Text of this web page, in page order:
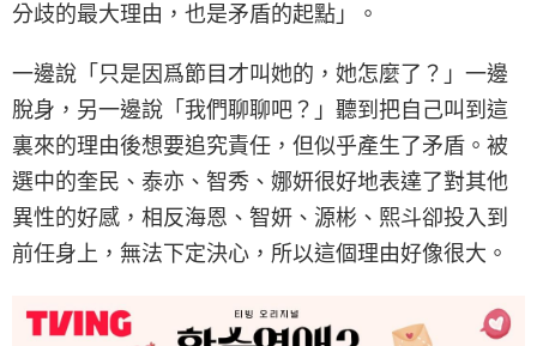
分歧的最大理由，也是矛盾的起點」。
一邊說「只是因爲節目才叫她的，她怎麼了？」一邊
脫身，另一邊說「我們聊聊吧？」聽到把自己叫到這
裏來的理由後想要追究責任，但似乎產生了矛盾。被
選中的奎民、泰亦、智秀、娜妍很好地表達了對其他
異性的好感，相反海恩、智妍、源彬、熙斗卻投入到
前任身上，無法下定決心，所以這個理由好像很大。